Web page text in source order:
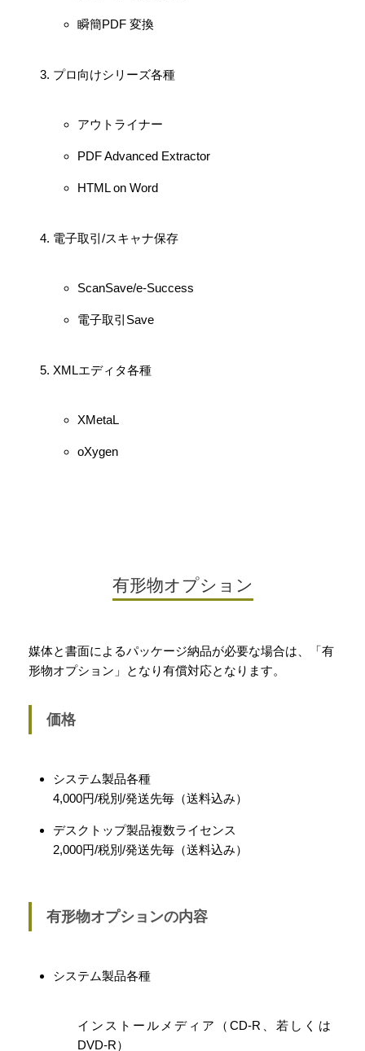
瞬簡PDF 変換
プロ向けシリーズ各種
アウトライナー
PDF Advanced Extractor
HTML on Word
電子取引/スキャナ保存
ScanSave/e-Success
電子取引Save
XMLエディタ各種
XMetaL
oXygen
有形物オプション
媒体と書面によるパッケージ納品が必要な場合は、「有
形物オプション」となり有償対応となります。
価格
システム製品各種
4,000円/税別/発送先毎（送料込み）
デスクトップ製品複数ライセンス
2,000円/税別/発送先毎（送料込み）
有形物オプションの内容
システム製品各種
インストールメディア（CD-R、若しくは
DVD-R）